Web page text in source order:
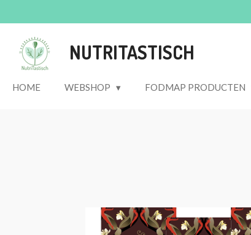
direct
naar
hoofdinhoud
NUTRITASTISCH
HOME WEBSHOP FODMAP PRODUCTEN